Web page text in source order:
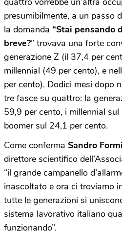
presumibilmente, a un passo
la domanda “Stai pensando
breve?” trovava una forte
generazione Z (il 37,4 per
millennial (49 per cento), e
per cento). Dodici mesi dopo
tre fasce su quattro: la
59,9 per cento, i millennial
boomer sul 24,1 per cento.
Come conferma Sandro
direttore scientifico
“il grande campanello
inascoltato e ora ci troviamo
tutte le generazioni si
sistema lavorativo italiano
funzionando”.